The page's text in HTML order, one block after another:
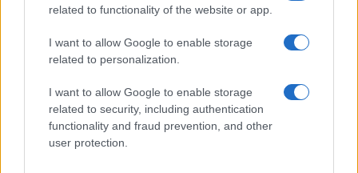
related to functionality of the website or app.
I want to allow Google to enable storage
related to personalization.
I want to allow Google to enable storage
related to security, including authentication
functionality and fraud prevention, and other
user protection.
Γκεβόργκ Χαρουτιουνιάν: Χάλκινο στο
Παγκόσμιο πρωτάθλημα πάλης με… σπασμένο
3/08/2026 - 11:28πμ